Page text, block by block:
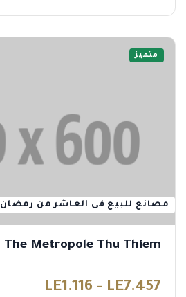
متميز
مصانع للبيع فى العاشر من رمضان
The Metropole Thu Thiem
LE1.116 - LE7.457